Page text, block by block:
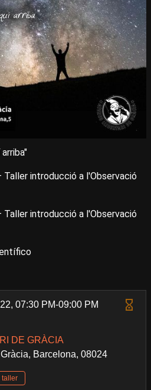
Taller introducció a l'Observació
Taller introducció a l'Observació
07:30 PM-09:00 PM
DE GRÀCIA
Barcelona, 08024
taller